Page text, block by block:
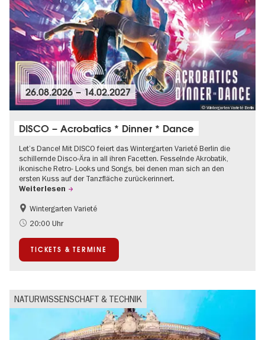
© Wintergarten Varieté Berlin
26.08.2026–14.02.2027
DISCO – Acrobatics * Dinner * Dance
Let’s Dance! Mit DISCO feiert das Wintergarten Varieté Berlin die
schillernde Disco-Ära in all ihren Facetten. Fesselnde Akrobatik,
ikonische Retro- Looks und Songs, bei denen man sich an den
ersten Kuss auf der Tanzfläche zurückerinnert.
Weiterlesen
Food
Kultursommer
Wintergarten Varieté
20:00 Uhr
TICKETS & TERMINE
NATURWISSENSCHAFT & TECHNIK